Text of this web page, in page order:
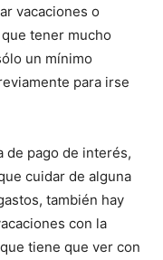
vacaciones o
tener mucho
un mínimo
para irse
de pago de interés,
cuidar de alguna
también hay
con la
tiene que ver con